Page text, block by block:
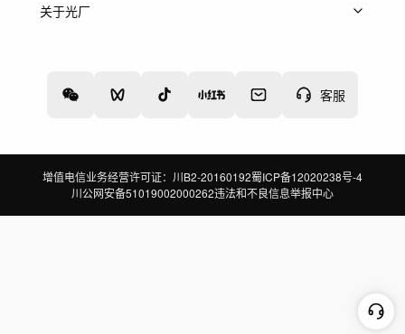
客服
上架服务
关于光厂
增值电信业务经营许可证：川B2-20160192蜀ICP备12020238号-4
川公网安备51019002000262违法和不良信息举报中心